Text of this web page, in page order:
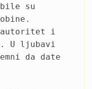
bile su
autoritet i
U ljubavi
da date